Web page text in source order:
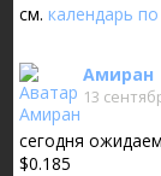
см.календарь
Амиран
13
сегодня
$0.185